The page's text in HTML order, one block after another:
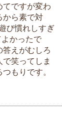
てですが変わ
から素で対
び慣れしすぎ
かったで
えがむしろ
笑ってしま
もりです。